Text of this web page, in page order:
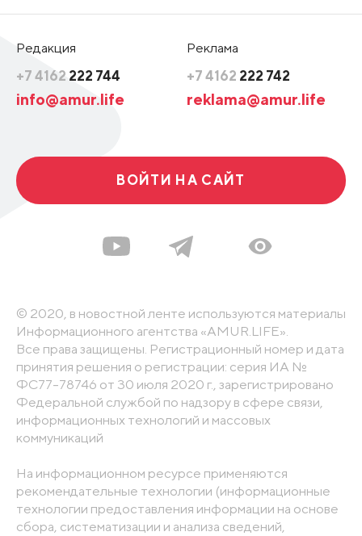
Редакция
+7 4162 222 744
info@amur.life
Реклама
+7 4162 222 742
reklama@amur.life
ВОЙТИ НА САЙТ
© 2020, в новостной ленте используются материалы
Информационного агентства «AMUR.LIFE».
Все права защищены. Регистрационный номер и дата
принятия решения о регистрации: серия ИА №
ФС77-78746 от 30 июля 2020 г., зарегистрировано
Федеральной службой по надзору в сфере связи,
информационных технологий и массовых
коммуникаций
На информационном ресурсе применяются
рекомендательные технологии (информационные
технологии предоставления информации на основе
сбора, систематизации и анализа сведений,